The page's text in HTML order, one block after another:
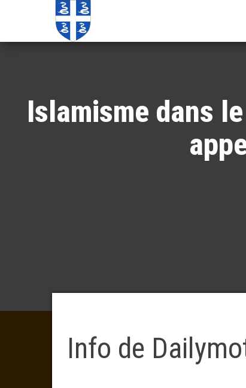
Islamisme dans
Info de